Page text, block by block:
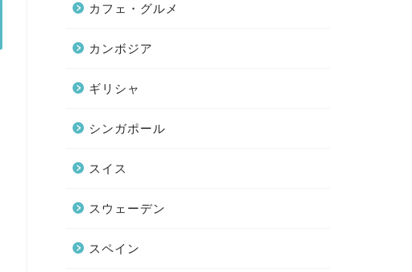
カフェ・グルメ
カンボジア
ギリシャ
シンガポール
スイス
スウェーデン
スペイン